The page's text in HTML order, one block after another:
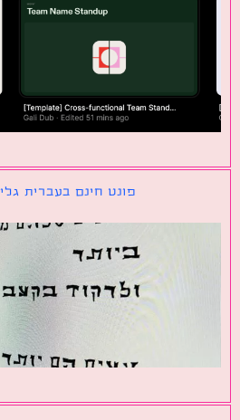
פונט חינם בעברית גלי-עצים gali-wood